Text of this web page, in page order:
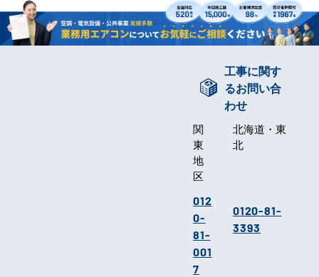
工事に関す
るお問い合
わせ
関
東
地
区
012
0-
81-
001
7
北海道・東
北
0120-81-
3393